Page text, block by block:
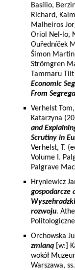
Basílio,
Richard,
Malheiros
Oriol Nel-lo,
Ouředníček
Šimon
Strömgren
Tammaru
Economic
From
Verhelst
Katarzyna
and
Scrutiny in
Verhelst, T.
Volume I.
Palgrave
Hryniewicz
gospodarcze
rozwoju.
Orchowska
zmianą [w:]
wokół
Warszawa,